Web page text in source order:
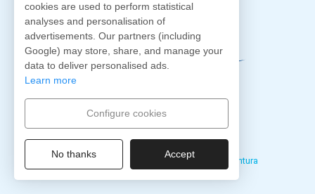
+34669 35 44 04
+34928 34 47 34
contacto@fuertecharter.com
Calle Galicia 30, 35660 Corralejo, Fuerteventura
cookies are used to perform statistical
analyses and personalisation of
advertisements. Our partners (including
Google) may store, share, and manage your
data to deliver personalised ads.
Learn more
Configure cookies
No thanks Accept